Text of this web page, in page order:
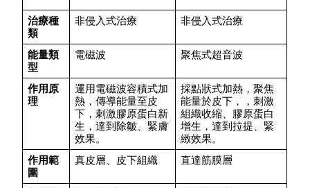
治療種
類
非侵入式治療 非侵入式治療
能量類
型
電磁波 聚焦式超音波
作用原
理
運用電磁波容積式加
熱，傳導能量至皮
下，刺激膠原蛋白新
生，達到除皺、緊膚
效果。
採點狀式加熱，聚焦
能量於皮下，，刺激
組織收縮、膠原蛋白
增生，達到拉提、緊
緻效果。
作用範
圍
真皮層、皮下組織 直達筋膜層